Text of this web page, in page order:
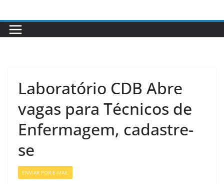
para
o
Laboratório CDB Abre
vagas para Técnicos de
Enfermagem, cadastre-
se
ENVIAR POR E-MAIL